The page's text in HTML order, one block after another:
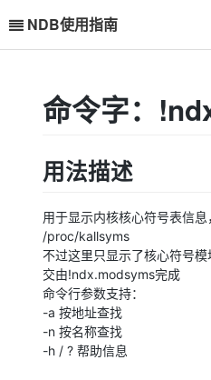
NDB使用指南
命令字：
用法描述
用于显示内核核心符号表信
/proc/kallsyms
不过这里只显示了核心符号
交由!ndx.modsyms完成
命令行参数支持：
-a 按地址查找
-n 按名称查找
-h / ? 帮助信息